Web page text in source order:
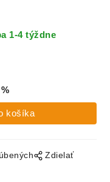
1-4 týždne
%
Zdielať